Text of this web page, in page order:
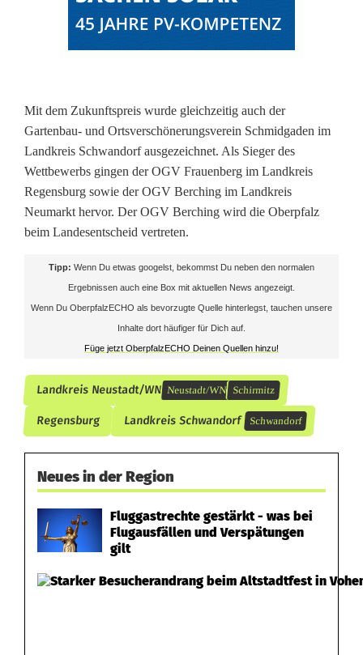
b
s
t
Mit dem Zukunftspreis wurde gleichzeitig auch der
Gartenbau- und Ortsverschönerungsverein Schmidgaden im
Landkreis Schwandorf ausgezeichnet. Als Sieger des
Wettbewerbs gingen der OGV Frauenberg im Landkreis
Regensburg sowie der OGV Berching im Landkreis
Neumarkt hervor. Der OGV Berching wird die Oberpfalz
beim Landesentscheid vertreten.
Tipp: Wenn Du etwas googelst, bekommst Du neben den normalen
Ergebnissen auch eine Box mit aktuellen News angezeigt.
Wenn Du OberpfalzECHO als bevorzugte Quelle hinterlegst, tauchen unsere
Inhalte dort häufiger für Dich auf.
Füge jetzt OberpfalzECHO Deinen Quellen hinzu!
Landkreis Neustadt/WN Neustadt/WN Schirmitz
Regensburg Landkreis Schwandorf Schwandorf
Neues in der Region
Fluggastrechte gestärkt - was bei
Flugausfällen und Verspätungen
gilt